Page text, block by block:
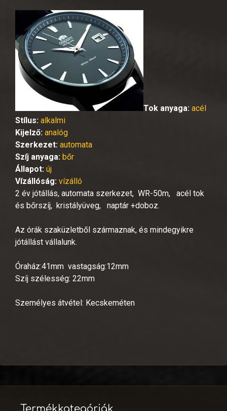
Tok anyaga: acél
Stílus: alkalmi
Kijelző: analóg
Szerkezet: automata
Szíj anyaga: bőr
Állapot: új
Vízállóság: vízálló
2 év jótállás, automata szerkezet, WR-50m, acél tok
és bőrszíj, kristályüveg, naptár +doboz.
Az órák szaküzletből származnak, és mindegyikre
jótállást vállalunk.
Óraház:41mm vastagság:12mm
Szíj szélesség: 22mm
Személyes átvétel: Kecskeméten
Termékkategóriák